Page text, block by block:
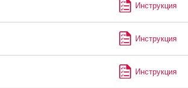
Инструкция
Инструкция
Инструкция